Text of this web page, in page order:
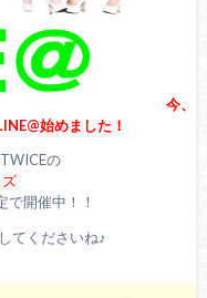
今、
始めました！
の
開催中！！
てくださいね♪